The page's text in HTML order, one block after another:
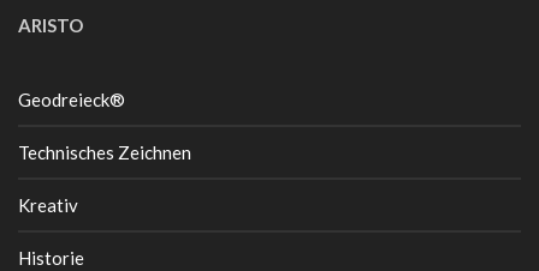
ARISTO
Geodreieck®
Technisches Zeichnen
Kreativ
Historie